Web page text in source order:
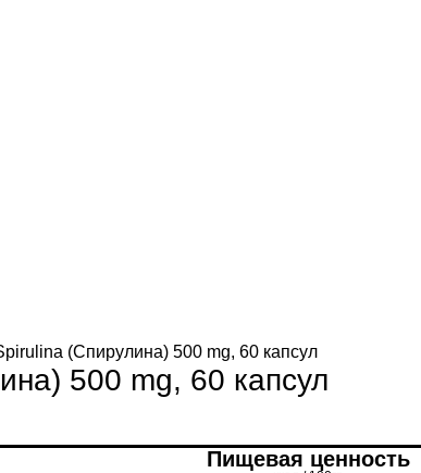
(Спирулина) 500 mg, 60 капсул
500 mg, 60 капсул
Пищевая ценность